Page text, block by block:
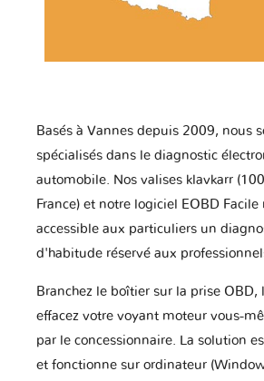
Basés à Vannes depuis 2009, nous
spécialisés dans le diagnostic
automobile. Nos valises klavkarr
France) et notre logiciel EOBD Facile
accessible aux particuliers un
d'habitude réservé aux
Branchez le boîtier sur la prise OBD,
effacez votre voyant moteur vous-
par le concessionnaire. La solution
et fonctionne sur ordinateur